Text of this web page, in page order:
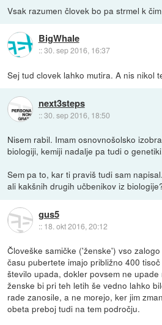
Vsak razumen človek bo pa strmel k
BigWhale
::30. sep 2016, 16:37
Sej tud clovek lahko mutira. A nis nikol
next3steps
::30. sep 2016, 18:50
Nisem rabil. Imam osnovnošolsko
biologiji, kemiji nadalje pa tudi o
Sem pa to, kar ti praviš tudi sam
ali kakšnih drugih učbenikov iz
gus5
:: 18. okt 2016, 20:12
Človeške samičke ('ženske') vso
času pubertete imajo približno 400
število upada, dokler povsem ne
ženske bi pri teh letih še vedno lahko
rade zanosile, a ne morejo, ker jim
obeta preboj tudi na tem področju.